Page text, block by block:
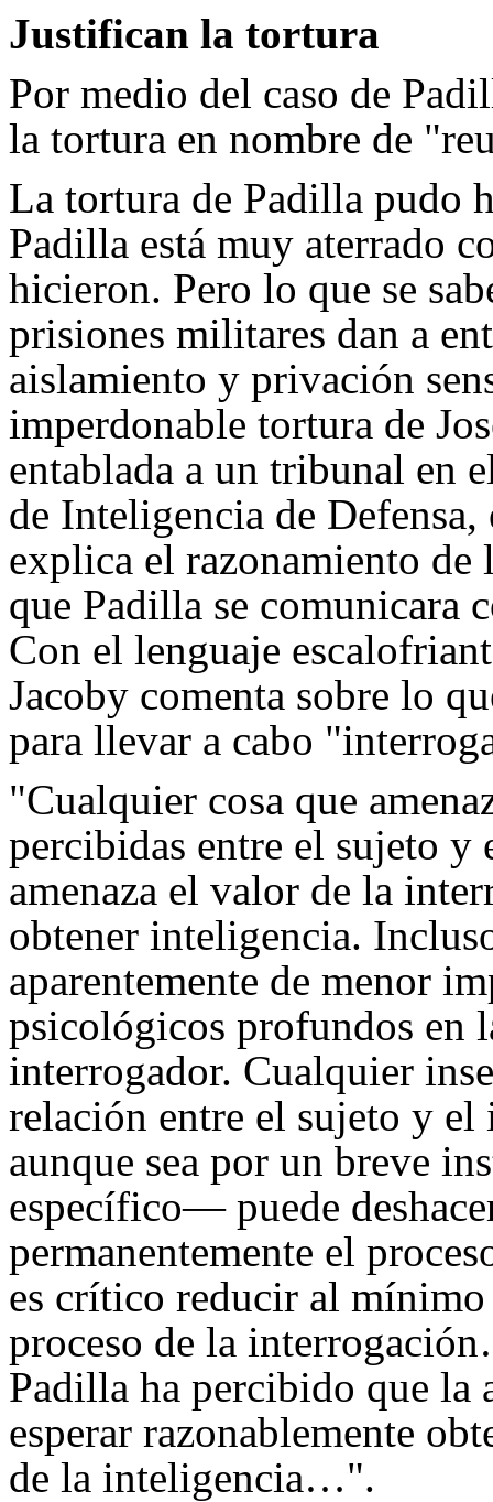
Justifican la tortura
Por medio del caso de
la tortura en nombre de
La tortura de Padilla pudo
Padilla está muy aterrado
hicieron. Pero lo que se
prisiones militares dan a
aislamiento y privación
imperdonable tortura de
entablada a un tribunal en
de Inteligencia de
explica el razonamiento
que Padilla se comunicara
Con el lenguaje
Jacoby comenta sobre lo
para llevar a cabo
"Cualquier cosa que
percibidas entre el sujeto y
amenaza el valor de la
obtener inteligencia.
aparentemente de menor
psicológicos profundos en
interrogador. Cualquier
relación entre el sujeto y
aunque sea por un breve
específico— puede
permanentemente el
es crítico reducir al
proceso de la
Padilla ha percibido que la
esperar razonablemente
de la inteligencia…".